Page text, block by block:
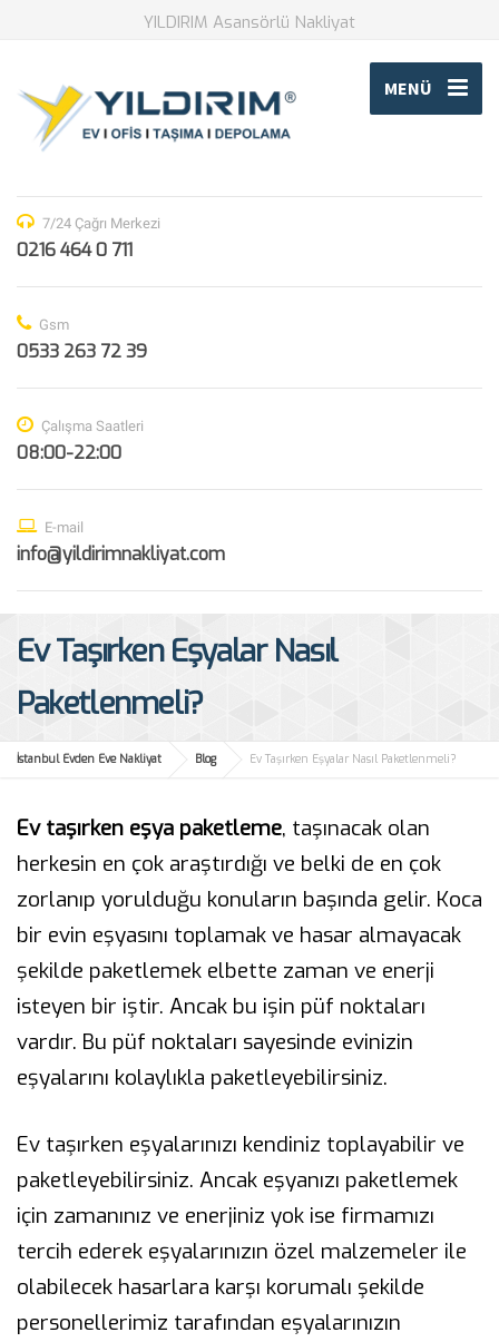
YILDIRIM Asansörlü Nakliyat
MENÜ
7/24 Çağrı Merkezi
0216 464 0 711
Gsm
0533 263 72 39
Çalışma Saatleri
08:00-22:00
E-mail
info@yildirimnakliyat.com
Ev Taşırken Eşyalar Nasıl
Paketlenmeli?
İstanbul Evden Eve Nakliyat Blog Ev Taşırken Eşyalar Nasıl Paketlenmeli?
Ev taşırken eşya paketleme, taşınacak olan
herkesin en çok araştırdığı ve belki de en çok
zorlanıp yorulduğu konuların başında gelir. Koca
bir evin eşyasını toplamak ve hasar almayacak
şekilde paketlemek elbette zaman ve enerji
isteyen bir iştir. Ancak bu işin püf noktaları
vardır. Bu püf noktaları sayesinde evinizin
eşyalarını kolaylıkla paketleyebilirsiniz.
Ev taşırken eşyalarınızı kendiniz toplayabilir ve
paketleyebilirsiniz. Ancak eşyanızı paketlemek
için zamanınız ve enerjiniz yok ise firmamızı
tercih ederek eşyalarınızın özel malzemeler ile
olabilecek hasarlara karşı korumalı şekilde
personellerimiz tarafından eşyalarınızın